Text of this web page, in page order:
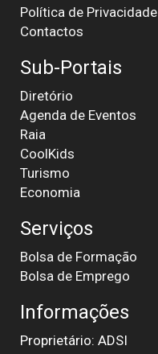
Política de Privacidade
Contactos
Sub-Portais
Diretório
Agenda de Eventos
Raia
CoolKids
Turismo
Economia
Serviços
Bolsa de Formação
Bolsa de Emprego
Informações
Proprietário: ADSI